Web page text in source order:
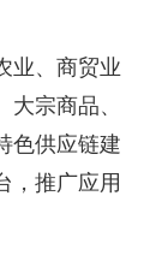
业、商贸业
宗商品、
色供应链建
，推广应用